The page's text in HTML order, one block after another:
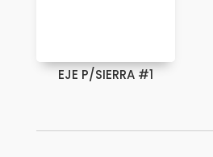
EJE P/SIERRA #1